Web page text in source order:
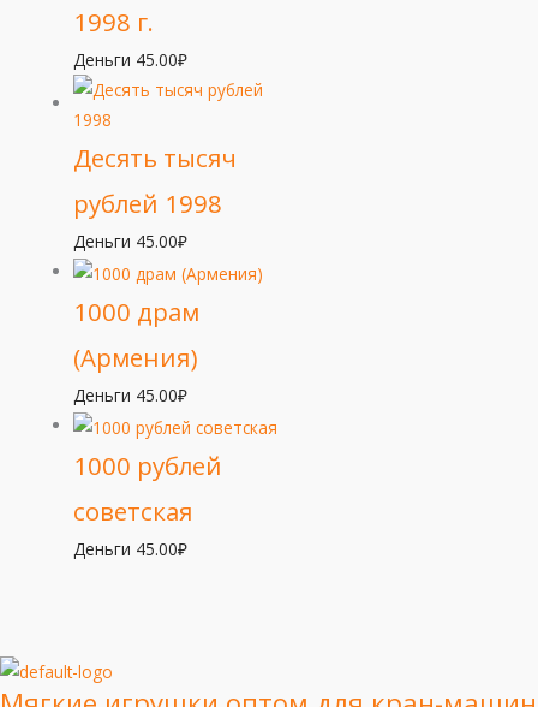
1998 г.
Деньги 45.00₽
Десять тысяч
рублей 1998
Деньги 45.00₽
1000 драм
(Армения)
Деньги 45.00₽
1000 рублей
советская
Деньги 45.00₽